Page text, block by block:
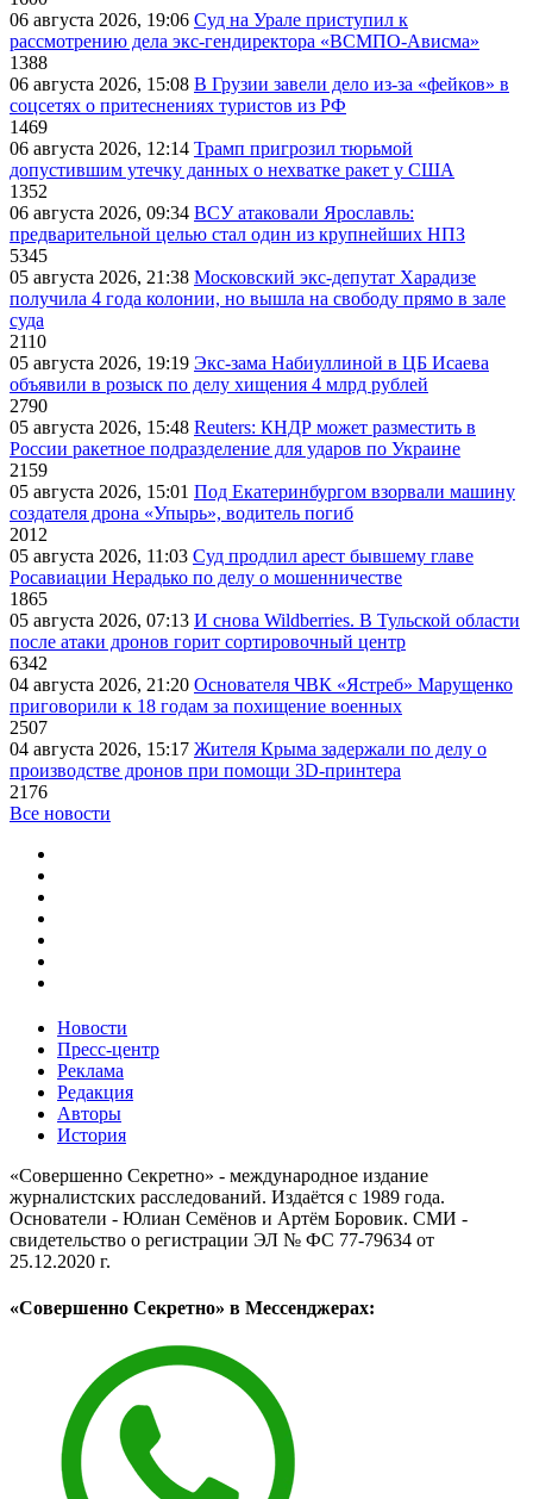
06 августа 2026, 19:06 Суд на Урале приступил к
рассмотрению дела экс-гендиректора «ВСМПО-Ависма»
1388
06 августа 2026, 15:08 В Грузии завели дело из-за «фейков» в
соцсетях о притеснениях туристов из РФ
1469
06 августа 2026, 12:14 Трамп пригрозил тюрьмой
допустившим утечку данных о нехватке ракет у США
1352
06 августа 2026, 09:34 ВСУ атаковали Ярославль:
предварительной целью стал один из крупнейших НПЗ
5345
05 августа 2026, 21:38 Московский экс-депутат Харадизе
получила 4 года колонии, но вышла на свободу прямо в зале
суда
2110
05 августа 2026, 19:19 Экс-зама Набиуллиной в ЦБ Исаева
объявили в розыск по делу хищения 4 млрд рублей
2790
05 августа 2026, 15:48 Reuters: КНДР может разместить в
России ракетное подразделение для ударов по Украине
2159
05 августа 2026, 15:01 Под Екатеринбургом взорвали машину
создателя дрона «Упырь», водитель погиб
2012
05 августа 2026, 11:03 Суд продлил арест бывшему главе
Росавиации Нерадько по делу о мошенничестве
1865
05 августа 2026, 07:13 И снова Wildberries. В Тульской области
после атаки дронов горит сортировочный центр
6342
04 августа 2026, 21:20 Основателя ЧВК «Ястреб» Марущенко
приговорили к 18 годам за похищение военных
2507
04 августа 2026, 15:17 Жителя Крыма задержали по делу о
производстве дронов при помощи 3D‑принтера
2176
Все новости
Новости
Пресс-центр
Реклама
Редакция
Авторы
История
«Совершенно Секретно» - международное издание
журналистских расследований. Издаётся с 1989 года.
Основатели - Юлиан Семёнов и Артём Боровик. CМИ -
свидетельство о регистрации ЭЛ № ФС 77-79634 от
25.12.2020 г.
«Совершенно Секретно» в Мессенджерах: